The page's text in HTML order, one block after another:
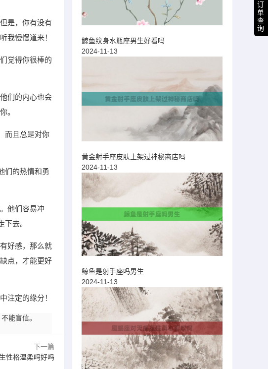
订
单
查
询
是，你有没有
我慢慢道来！
觉得你很棒的
们的内心也会
。
而且总是对你
们的热情和勇
他们容易冲
去。
好感，那么就
点，才能更好
注定的缘分！
能盲信。
下一篇
性格温柔吗好吗
鲸鱼纹身水瓶座男生好看吗
2024-11-13
黄金射手座皮肤上架过神秘商店吗
2024-11-13
鲸鱼是射手座吗男生
2024-11-13